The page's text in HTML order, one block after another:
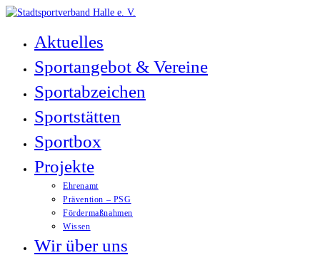
Zum
springenAktuelles
Sportangebot & Vereine
Sportabzeichen
Sportstätten
Sportbox
Projekte
Ehrenamt
Prävention – PSG
Fördermaßnahmen
Wissen
Wir über uns